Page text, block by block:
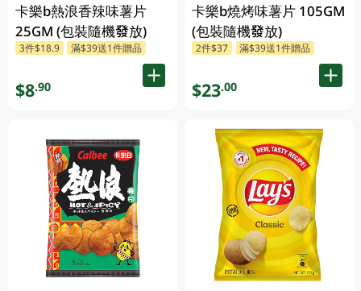
卡樂b熱浪香辣味薯片
25GM (包裝隨機發放)
3件$18.9 滿$39送1件贈品
$8.90
卡樂b燒烤味薯片 105GM
(包裝隨機發放)
2件$37 滿$39送1件贈品
$23.00